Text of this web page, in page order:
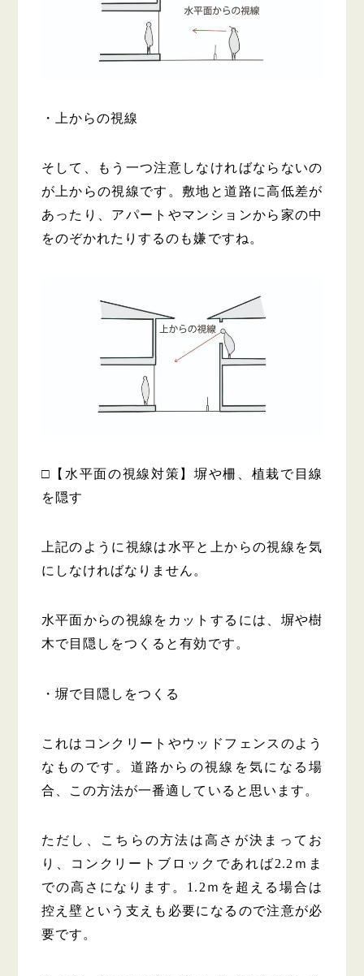
・上からの視線
そして、もう一つ注意しなければならないの
が上からの視線です。敷地と道路に高低差が
あったり、アパートやマンションから家の中
をのぞかれたりするのも嫌ですね。
□【水平面の視線対策】塀や柵、植栽で目線
を隠す
上記のように視線は水平と上からの視線を気
にしなければなりません。
水平面からの視線をカットするには、塀や樹
木で目隠しをつくると有効です。
・塀で目隠しをつくる
これはコンクリートやウッドフェンスのよう
なものです。道路からの視線を気になる場
合、この方法が一番適していると思います。
ただし、こちらの方法は高さが決まってお
り、コンクリートブロックであれば2.2ｍま
での高さになります。1.2ｍを超える場合は
控え壁という支えも必要になるので注意が必
要です。